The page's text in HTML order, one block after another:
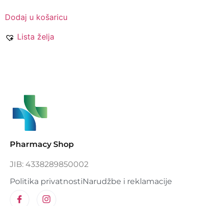
Dodaj u košaricu
Lista želja
Pharmacy Shop
JIB: 4338289850002
Politika privatnostiNarudžbe i reklamacije